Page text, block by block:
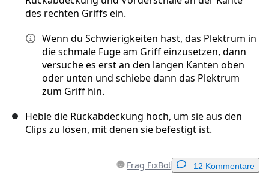
des rechten Griffs ein.
Wenn du Schwierigkeiten hast, das Plektrum in
die schmale Fuge am Griff einzusetzen, dann
versuche es erst an den langen Kanten oben
oder unten und schiebe dann das Plektrum
zum Griff hin.
Heble die Rückabdeckung hoch, um sie aus den
Clips zu lösen, mit denen sie befestigt ist.
Frag FixBot 12 Kommentare